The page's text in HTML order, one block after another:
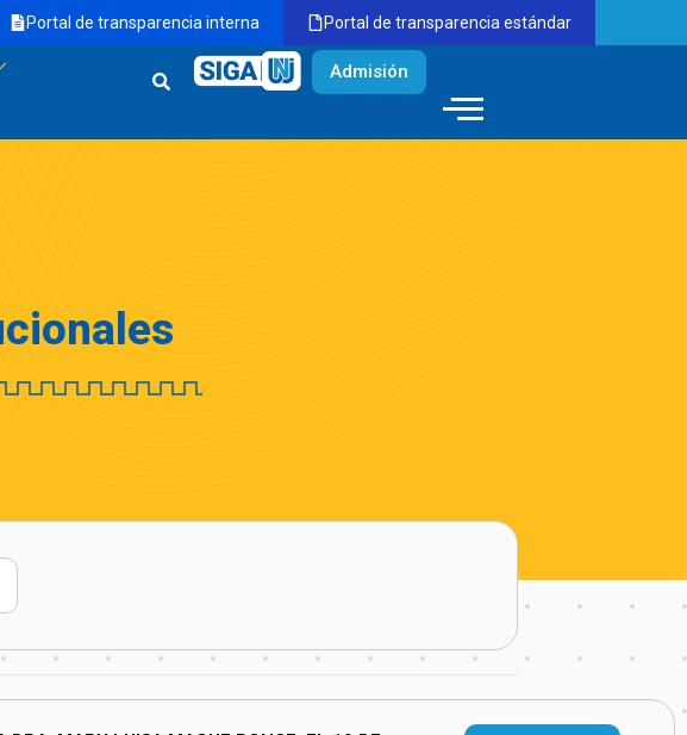
Portal de transparencia interna Portal de transparencia estándar
Admisión